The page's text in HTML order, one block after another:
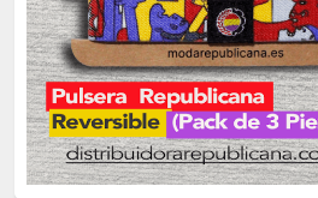
Cultura
(2163)
Guerra
(1674)
genocidio
(1234)
mujer
(1070)